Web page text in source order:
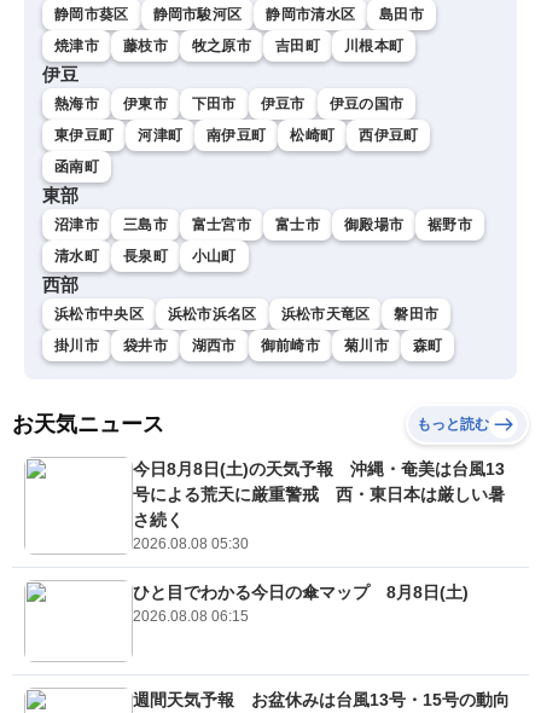
剛央〉静岡市葵区 静岡市駿河区 静岡市清水区
島田市
焼津市
藤枝市 牧之原市 吉田町 川根本町
伊豆
熱海市 伊東市 下田市 伊豆市
伊豆の国市
東伊豆町
河津町 南伊豆町 松崎町
西伊豆町
函南町
東部
沼津市 三島市 富士宮市 富士市 御殿場市
裾野市
清水町
長泉町 小山町
西部
浜松市中央区 浜松市浜名区 浜松市天竜区
磐田市
掛川市
袋井市 湖西市 御前崎市 菊川市 森町
お天気ニュース もっと読む
今日8月8日(土)の天気予報 沖縄・奄美は台風13
号による荒天に厳重警戒 西・東日本は厳しい暑
さ続く
2026.08.08 05:30
ひと目でわかる今日の傘マップ 8月8日(土)
2026.08.08 06:15
週間天気予報 お盆休みは台風13号・15号の動向